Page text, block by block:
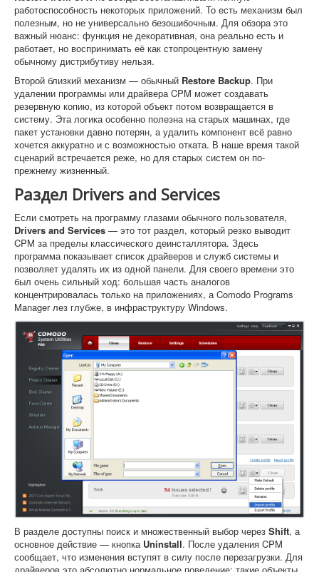
работоспособность некоторых приложений. То есть механизм был
полезным, но не универсально безошибочным. Для обзора это
важный нюанс: функция не декоративная, она реально есть и
работает, но воспринимать её как стопроцентную замену
обычному дистрибутиву нельзя.
Второй близкий механизм — обычный Restore Backup. При
удалении программы или драйвера CPM может создавать
резервную копию, из которой объект потом возвращается в
систему. Эта логика особенно полезна на старых машинах, где
пакет установки давно потерян, а удалить компонент всё равно
хочется аккуратно и с возможностью отката. В наше время такой
сценарий встречается реже, но для старых систем он по-
прежнему жизненный.
Раздел Drivers and Services
Если смотреть на программу глазами обычного пользователя,
Drivers and Services — это тот раздел, который резко выводит
CPM за пределы классического деинсталлятора. Здесь
программа показывает список драйверов и служб системы и
позволяет удалять их из одной панели. Для своего времени это
был очень сильный ход: большая часть аналогов
концентрировалась только на приложениях, а Comodo Programs
Manager лез глубже, в инфраструктуру Windows.
В разделе доступны поиск и множественный выбор через Shift, а
основное действие — кнопка Uninstall. После удаления CPM
сообщает, что изменения вступят в силу после перезагрузки. Для